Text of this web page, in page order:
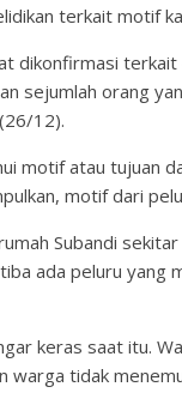
terkait motif
dikonfirmasi
sejumlah orang
12).
motif atau tujuan
motif dari
Subandi
ada peluru yang
keras saat itu.
tidak